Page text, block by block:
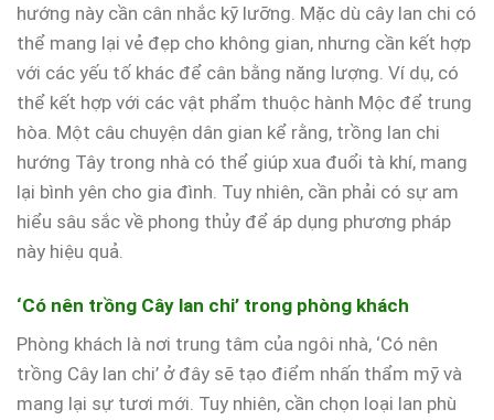
hướng này cần cân nhắc kỹ lưỡng. Mặc dù cây lan chi có
thể mang lại vẻ đẹp cho không gian, nhưng cần kết hợp
với các yếu tố khác để cân bằng năng lượng. Ví dụ, có
thể kết hợp với các vật phẩm thuộc hành Mộc để trung
hòa. Một câu chuyện dân gian kể rằng, trồng lan chi
hướng Tây trong nhà có thể giúp xua đuổi tà khí, mang
lại bình yên cho gia đình. Tuy nhiên, cần phải có sự am
hiểu sâu sắc về phong thủy để áp dụng phương pháp
này hiệu quả.
‘Có nên trồng Cây lan chi’ trong phòng khách
Phòng khách là nơi trung tâm của ngôi nhà, ‘Có nên
trồng Cây lan chi’ ở đây sẽ tạo điểm nhấn thẩm mỹ và
mang lại sự tươi mới. Tuy nhiên, cần chọn loại lan phù